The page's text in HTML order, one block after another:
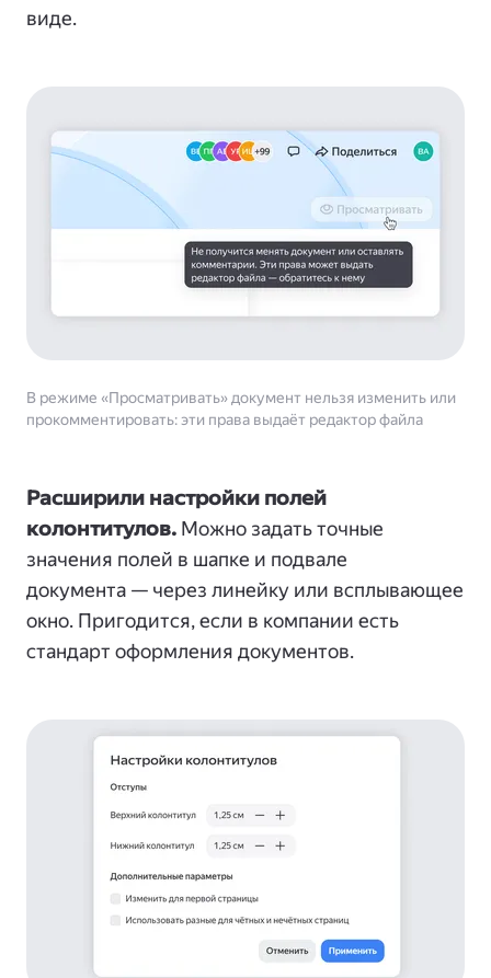
виде.
В режиме «Просматривать» документ нельзя изменить или
прокомментировать: эти права выдаёт редактор файла
Расширили настройки полей
колонтитулов. Можно задать точные
значения полей в шапке и подвале
документа — через линейку или всплывающее
окно. Пригодится, если в компании есть
стандарт оформления документов.